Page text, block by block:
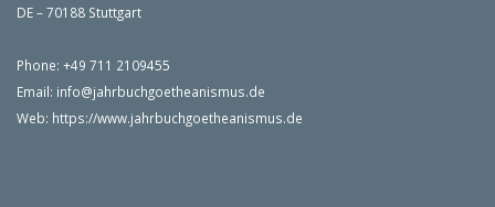
DE – 70188 Stuttgart
Phone: +49 711 2109455
Email: info@jahrbuchgoetheanismus.de
Web: https://www.jahrbuchgoetheanismus.de